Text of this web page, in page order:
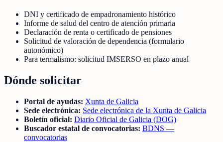
DNI y certificado de empadronamiento histórico
Informe de salud del centro de atención primaria
Declaración de renta o certificado de pensiones
Solicitud de valoración de dependencia (formulario
autonómico)
Para termalismo: solicitud IMSERSO en plazo anual
Dónde solicitar
Portal de ayudas: Xunta de Galicia
Sede electrónica: Sede electrónica de la Xunta de Galicia
Boletín oficial: Diario Oficial de Galicia (DOG)
Buscador estatal de convocatorias: BDNS —
convocatorias